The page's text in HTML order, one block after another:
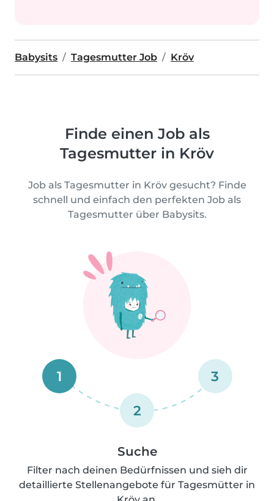
Babysits Tagesmutter Job Kröv
Finde einen Job als
Tagesmutter in Kröv
Job als Tagesmutter in Kröv gesucht? Finde
schnell und einfach den perfekten Job als
Tagesmutter über Babysits.
1
2
3
Suche
Filter nach deinen Bedürfnissen und sieh dir
detaillierte Stellenangebote für Tagesmütter in